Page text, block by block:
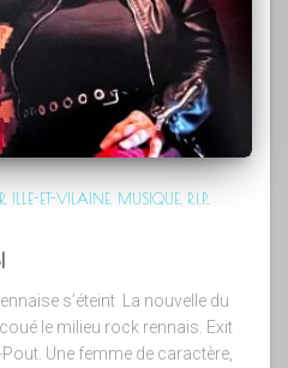
ILLE-ET-VILAINE MUSIQUE R.I.P.
s’éteint La nouvelle du
le milieu rock rennais. Exit
Une femme de caractère,